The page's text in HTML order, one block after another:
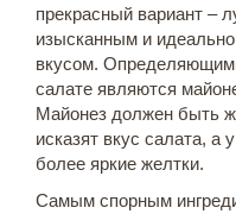
прекрасный вариант –
изысканным и
вкусом.
салате являются
Майонез должен быть
исказят вкус салата,
более яркие желтки.
Самым спорным